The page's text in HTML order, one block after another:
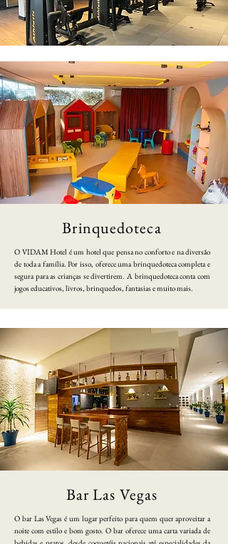
Brinquedoteca
O VIDAM Hotel é um hotel que pensa no conforto e na diversão
de toda a família. Por isso, oferece uma brinquedoteca completa e
segura para as crianças se divertirem. A brinquedoteca conta com
jogos educativos, livros, brinquedos, fantasias e muito mais.
Bar Las Vegas
O bar Las Vegas é um lugar perfeito para quem quer aproveitar a
noite com estilo e bom gosto. O bar oferece uma carta variada de